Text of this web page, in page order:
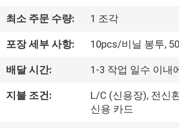
공
최소 주문 수량: 1 조각
포장 세부 사항: 10pcs/비닐 봉투,
배달 시간: 1-3 작업 일수 이내
지불 조건:
L/C (신용장), 전신
신용 카드